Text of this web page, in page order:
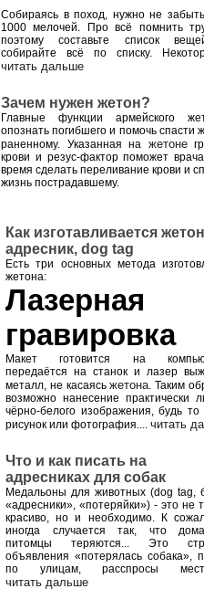
Собираясь в поход, нужно не
1000 мелочей. Про всё помнить
поэтому составьте список
собирайте всё по списку.
читать дальше
Зачем нужен жетон?
Главные функции армейского
опознать погибшего и помочь спасти
раненному. Указанная на жетоне
крови и резус-фактор поможет
время сделать переливание крови и
жизнь пострадавшему.
Как изготавливается
адресник, dog tag
Есть три основных метода
жетона:
Лазерная
гравировка
Макет готовится на
передаётся на станок и лазер
металл, не касаясьжетона. Таким
возможно нанесение практически
чёрно-белого изображения, будь то
рисунок или фотография.... читать
Что и как писать на
адресниках для собак
Медальоны для животных (dog tag,
«адресники», «потеряйки») - это не
красиво, но и необходимо. К
иногда случается так, что
питомцы теряются... Это
объявления «потерялась собака»,
по улицам, расспросы
читать дальше